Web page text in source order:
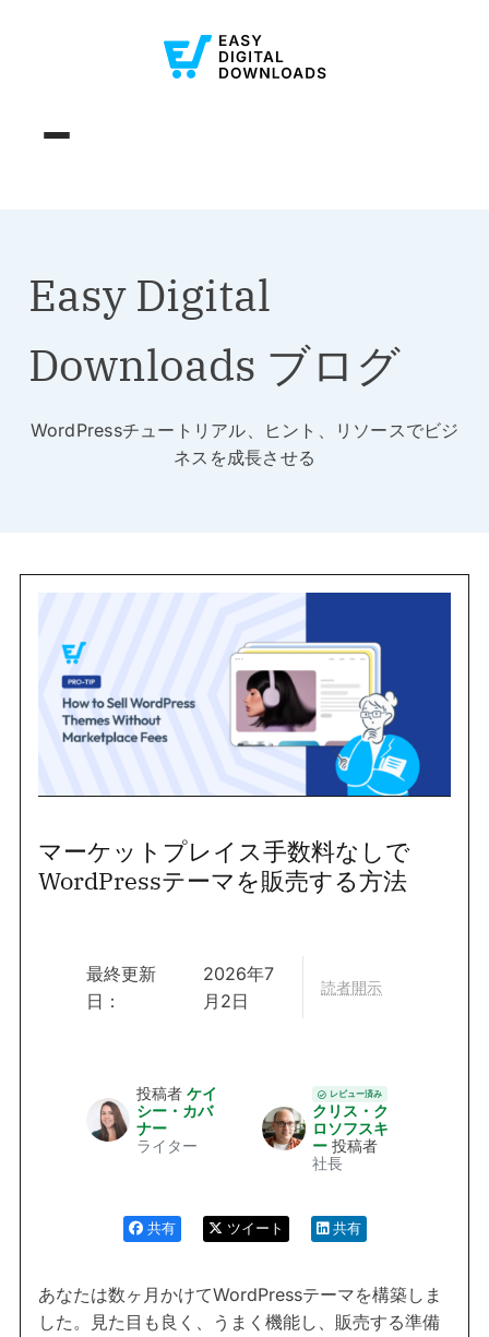
Easy Digital
Downloads ブログ
WordPressチュートリアル、ヒント、リソースでビジ
ネスを成長させる
マーケットプレイス手数料なしで
WordPressテーマを販売する方法
最終更新
日：
2026年7
月2日
読者開示
投稿者 ケイ
シー・カバ
ナー
ライター
レビュー済み
クリス・ク
ロソフスキ
ー 投稿者
社長
共有 ツイート 共有
あなたは数ヶ月かけてWordPressテーマを構築しま
した。見た目も良く、うまく機能し、販売する準備